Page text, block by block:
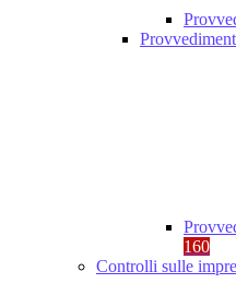
160
Controlli sulle